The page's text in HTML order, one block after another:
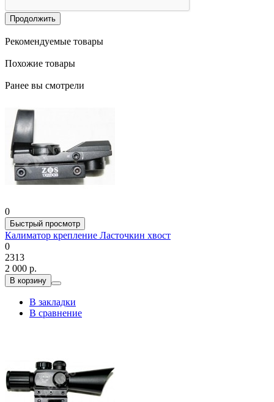
Продолжить
Рекомендуемые товары
Похожие товары
Ранее вы смотрели
0
Быстрый просмотр
Калиматор крепление Ласточкин хвост
0
2313
2 000 р.
В корзину
В закладки
В сравнение